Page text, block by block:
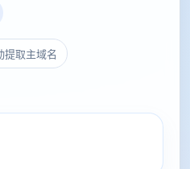
提取主域名